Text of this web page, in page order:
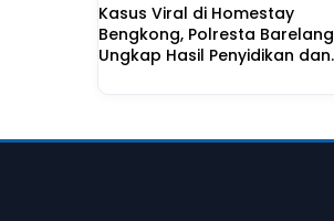
Kasus Viral di Homestay
Bengkong, Polresta Barelang
Ungkap Hasil Penyidikan dan